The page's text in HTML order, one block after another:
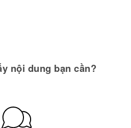
nội dung bạn cần?